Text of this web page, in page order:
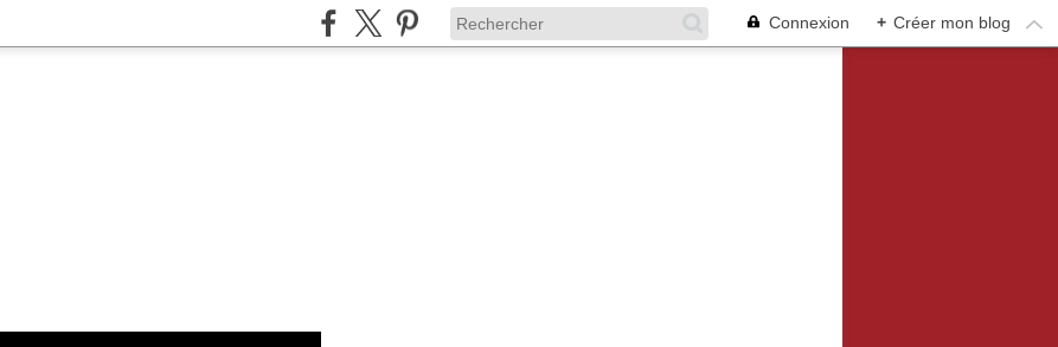
Connexion + Créer mon blog